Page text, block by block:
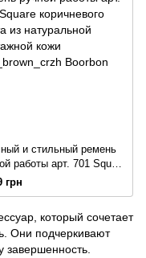
и стильный ремень
работы арт. 701 Square
цвета из
грн
который сочетает
Они подчеркивают
завершенность.